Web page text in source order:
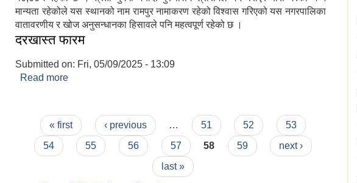
मान्यता रहेकोले यस स्थानको नाम रामपुर नामाकरण रहेको विश्वास गरिएको यस नगरपालिका
वातावरणीय र खोज अनुसन्धानका हिसावले पनि महत्वपूर्ण रहेको छ ।
दरखास्त फारम
Submitted on: Fri, 05/09/2025 - 13:09
Read more
Pages
« first ‹ previous … 51 52
53
54
55 56 57 58 59
next ›
last »